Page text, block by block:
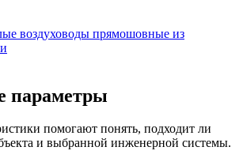
воздуховоды прямошовные из
параметры
помогают понять, подходит ли
и выбранной инженерной системы.